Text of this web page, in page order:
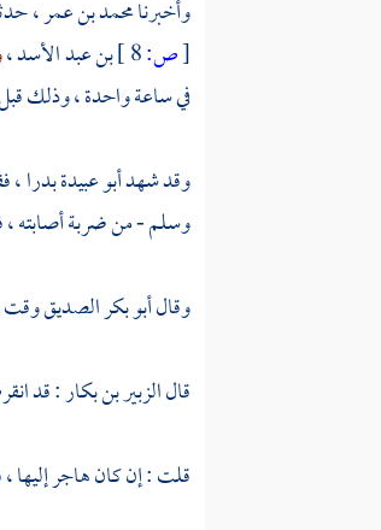
وأخبرنامحمد بن عمر ،
[ص: بن عبد الأسد ،
في ساعة واحدة ، وذلك
وقد شهدأبو عبيدةبدرا ،
وسلم - من ضربة أصابته ،
وقالأبو بكرالصديق وقت
قالالزبير بن بكار: قد
قلت : إن كان هاجر إليها ،